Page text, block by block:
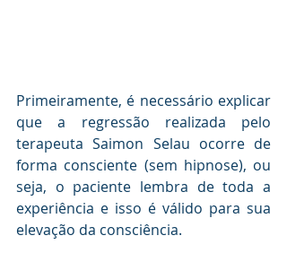
Primeiramente, é necessário explicar
que a regressão realizada pelo
terapeuta Saimon Selau ocorre de
forma consciente (sem hipnose), ou
seja, o paciente lembra de toda a
experiência e isso é válido para sua
elevação da consciência.